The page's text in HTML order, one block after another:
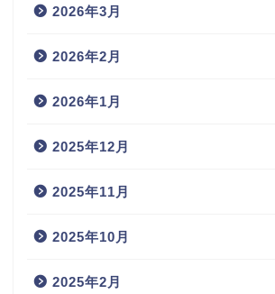
2026年3月
2026年2月
2026年1月
2025年12月
2025年11月
2025年10月
2025年2月